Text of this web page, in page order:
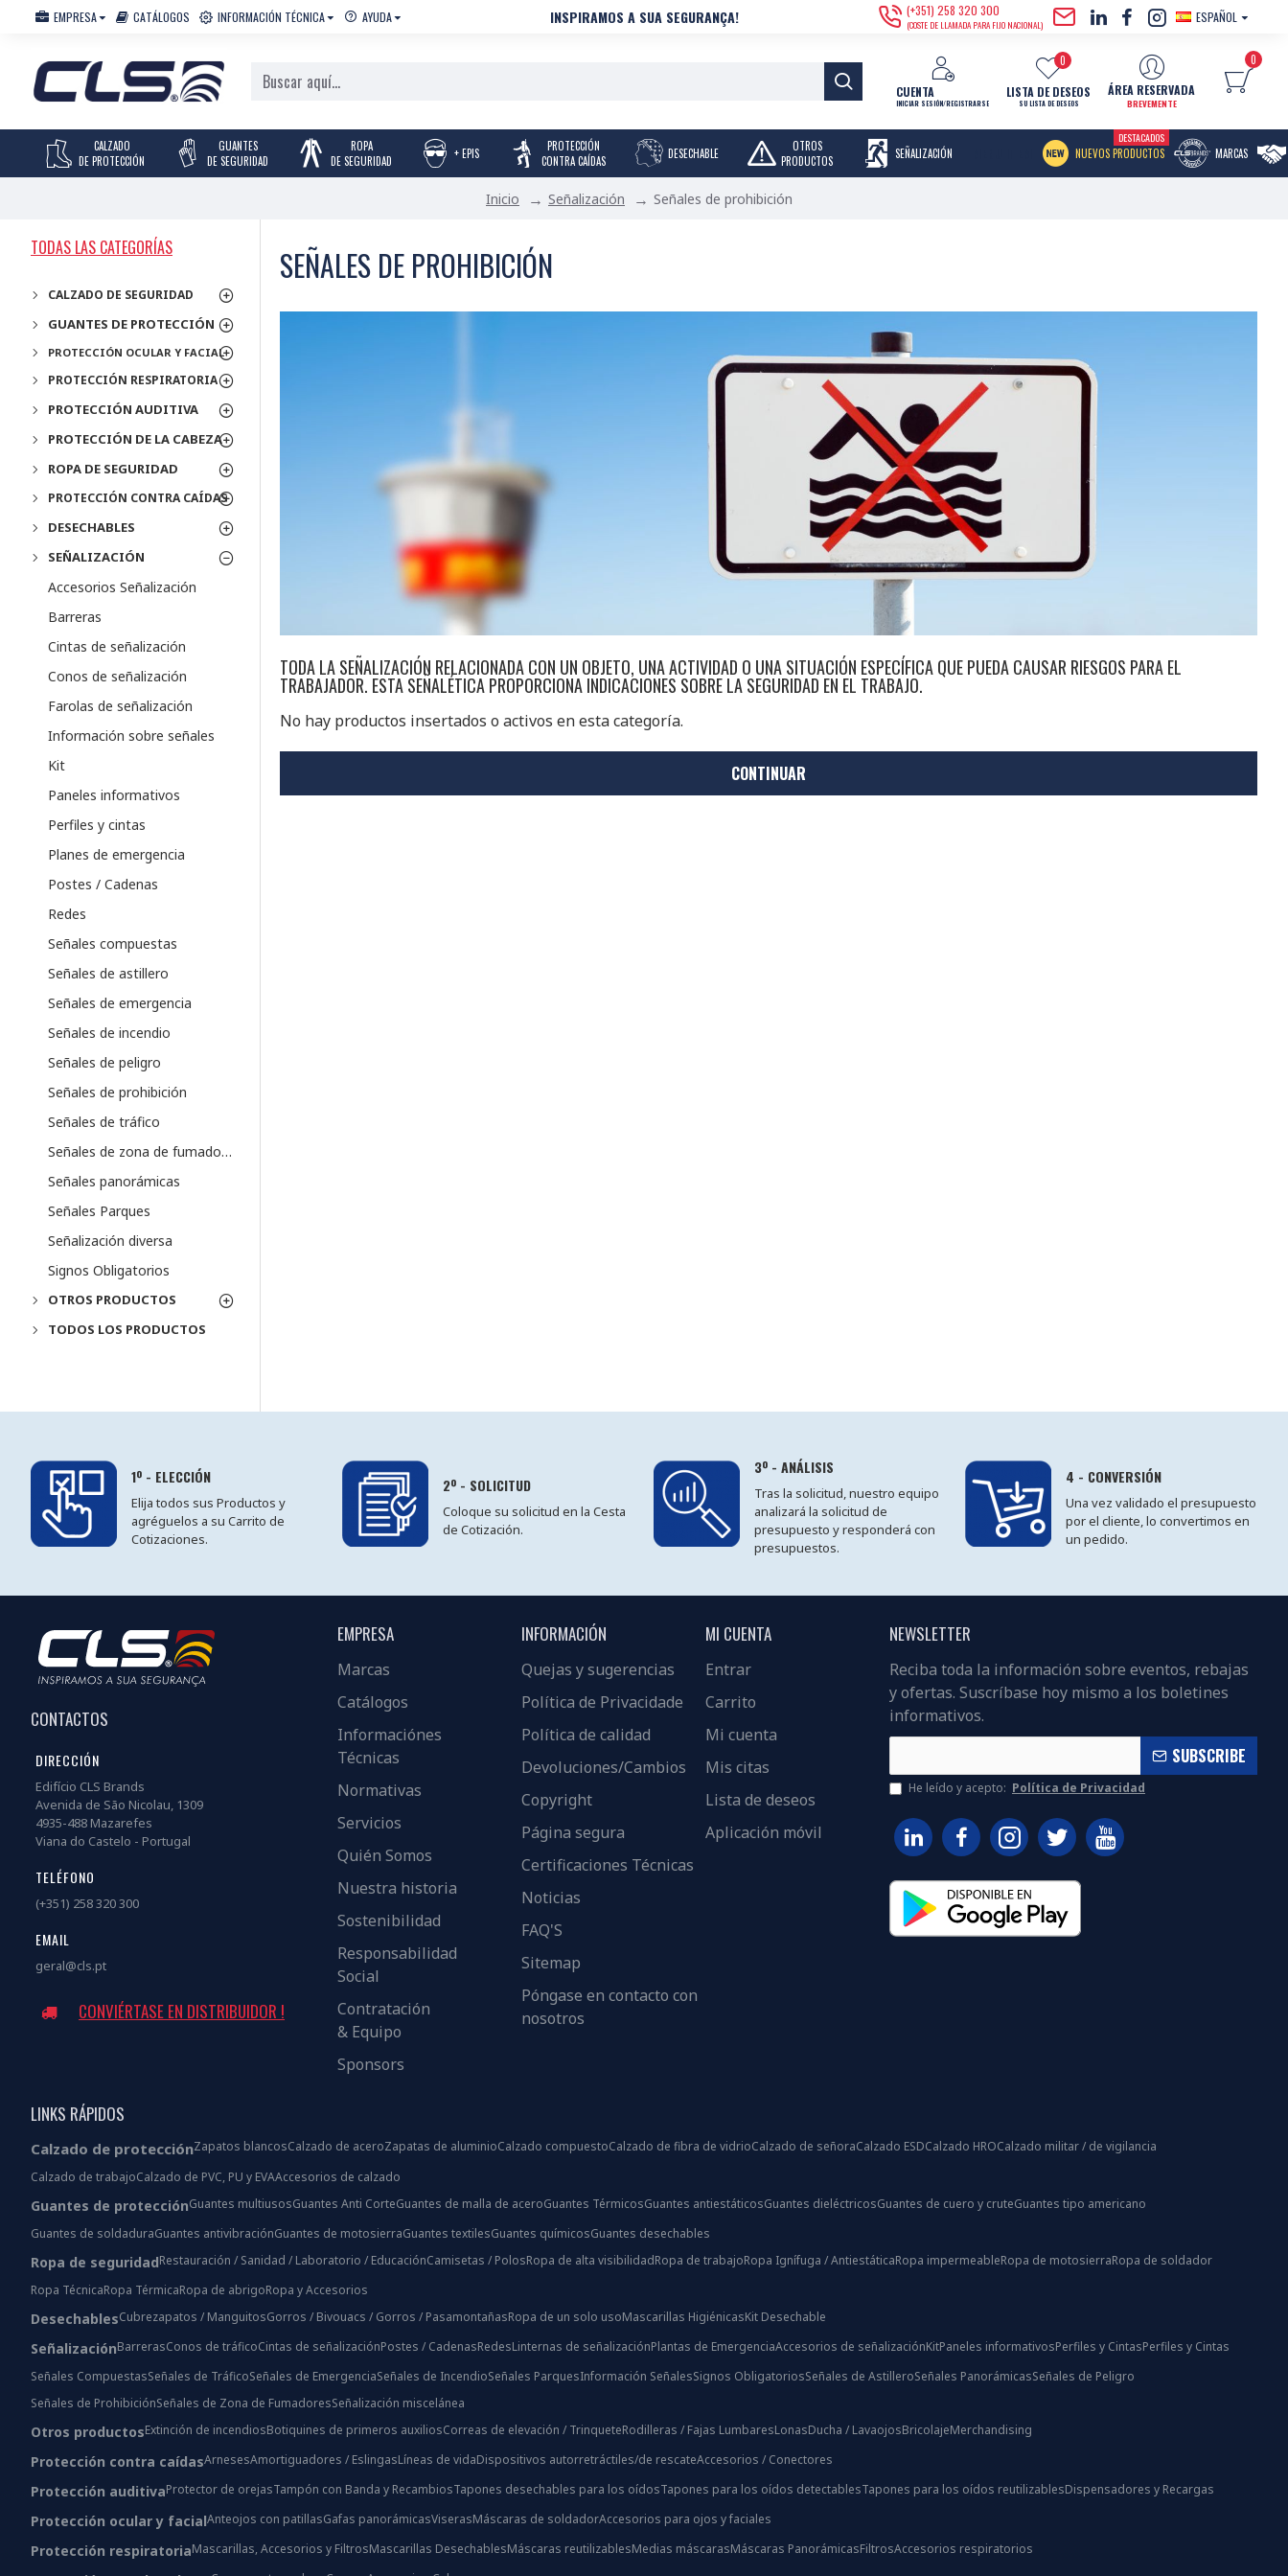
EMPRESA CATÁLOGOS INFORMACIÓN TÉCNICA AYUDA INSPIRAMOS A SUA SEGURANÇA! (+351) 258 320 300
(COSTE DE LLAMADA PARA FIJO NACIONAL)
ESPAÑOL
CUENTA
INICIAR SESIÓN/REGISTRARSE
LISTA DE DESEOS
SU LISTA DE DESEOS
0
ÁREA RESERVADA
BREVEMENTE
0
CALZADO
DE PROTECCIÓN
GUANTES
DE SEGURIDAD
ROPA
DE SEGURIDAD
+ EPIS
PROTECCIÓN
CONTRA CAÍDAS
DESECHABLE
OTROS
PRODUCTOS
SEÑALIZACIÓN NUEVOS PRODUCTOS
DESTACADOS
MARCAS
Inicio Señalización Señales de prohibición
TODAS LAS CATEGORÍAS
CALZADO DE SEGURIDAD
GUANTES DE PROTECCIÓN
PROTECCIÓN OCULAR Y FACIAL
PROTECCIÓN RESPIRATORIA
PROTECCIÓN AUDITIVA
PROTECCIÓN DE LA CABEZA
ROPA DE SEGURIDAD
PROTECCIÓN CONTRA CAÍDAS
DESECHABLES
SEÑALIZACIÓN
Accesorios Señalización
Barreras
Cintas de señalización
Conos de señalización
Farolas de señalización
Información sobre señales
Kit
Paneles informativos
Perfiles y cintas
Planes de emergencia
Postes / Cadenas
Redes
Señales compuestas
Señales de astillero
Señales de emergencia
Señales de incendio
Señales de peligro
Señales de prohibición
Señales de tráfico
Señales de zona de fumadores
Señales panorámicas
Señales Parques
Señalización diversa
Signos Obligatorios
OTROS PRODUCTOS
TODOS LOS PRODUCTOS
SEÑALES DE PROHIBICIÓN
TODA LA SEÑALIZACIÓN RELACIONADA CON UN OBJETO, UNA ACTIVIDAD O UNA SITUACIÓN ESPECÍFICA QUE PUEDA CAUSAR RIESGOS PARA EL
TRABAJADOR. ESTA SEÑALÉTICA PROPORCIONA INDICACIONES SOBRE LA SEGURIDAD EN EL TRABAJO.
No hay productos insertados o activos en esta categoría.
CONTINUAR
1º - ELECCIÓN
Elija todos sus Productos y
agréguelos a su Carrito de
Cotizaciones.
2º - SOLICITUD
Coloque su solicitud en la Cesta
de Cotización.
3º - ANÁLISIS
Tras la solicitud, nuestro equipo
analizará la solicitud de
presupuesto y responderá con
presupuestos.
4 - CONVERSIÓN
Una vez validado el presupuesto
por el cliente, lo convertimos en
un pedido.
CONTACTOS
DIRECCIÓN
Edifício CLS Brands
Avenida de São Nicolau, 1309
4935-488 Mazarefes
Viana do Castelo - Portugal
TELÉFONO
(+351) 258 320 300
EMAIL
geral@cls.pt
CONVIÉRTASE EN DISTRIBUIDOR !
EMPRESA
Marcas
Catálogos
Informaciónes
Técnicas
Normativas
Servicios
Quién Somos
Nuestra historia
Sostenibilidad
Responsabilidad
Social
Contratación
& Equipo
Sponsors
INFORMACIÓN
Quejas y sugerencias
Política de Privacidade
Política de calidad
Devoluciones/Cambios
Copyright
Página segura
Certificaciones Técnicas
Noticias
FAQ'S
Sitemap
Póngase en contacto con
nosotros
MI CUENTA
Entrar
Carrito
Mi cuenta
Mis citas
Lista de deseos
Aplicación móvil
NEWSLETTER
Reciba toda la información sobre eventos, rebajas
y ofertas. Suscríbase hoy mismo a los boletines
informativos.
SUBSCRIBE
He leído y acepto: Política de Privacidad
LINKS RÁPIDOS
Calzado de protecciónZapatos blancosCalzado de aceroZapatas de aluminioCalzado compuestoCalzado de fibra de vidrioCalzado de señoraCalzado ESDCalzado HROCalzado militar / de vigilancia
Calzado de trabajoCalzado de PVC, PU y EVAAccesorios de calzado
Guantes de protecciónGuantes multiusosGuantes Anti CorteGuantes de malla de aceroGuantes TérmicosGuantes antiestáticosGuantes dieléctricosGuantes de cuero y cruteGuantes tipo americano
Guantes de soldaduraGuantes antivibraciónGuantes de motosierraGuantes textilesGuantes químicosGuantes desechables
Ropa de seguridadRestauración / Sanidad / Laboratorio / EducaciónCamisetas / PolosRopa de alta visibilidadRopa de trabajoRopa Ignífuga / AntiestáticaRopa impermeableRopa de motosierraRopa de soldador
Ropa TécnicaRopa TérmicaRopa de abrigoRopa y Accesorios
DesechablesCubrezapatos / ManguitosGorros / Bivouacs / Gorros / PasamontañasRopa de un solo usoMascarillas HigiénicasKit Desechable
SeñalizaciónBarrerasConos de tráficoCintas de señalizaciónPostes / CadenasRedesLinternas de señalizaciónPlantas de EmergenciaAccesorios de señalizaciónKitPaneles informativosPerfiles y CintasPerfiles y Cintas
Señales CompuestasSeñales de TráficoSeñales de EmergenciaSeñales de IncendioSeñales ParquesInformación SeñalesSignos ObligatoriosSeñales de AstilleroSeñales PanorámicasSeñales de Peligro
Señales de ProhibiciónSeñales de Zona de FumadoresSeñalización miscelánea
Otros productosExtinción de incendiosBotiquines de primeros auxiliosCorreas de elevación / TrinqueteRodilleras / Fajas LumbaresLonasDucha / LavaojosBricolajeMerchandising
Protección contra caídasArnesesAmortiguadores / EslingasLíneas de vidaDispositivos autorretráctiles/de rescateAccesorios / Conectores
Protección auditivaProtector de orejasTampón con Banda y RecambiosTapones desechables para los oídosTapones para los oídos detectablesTapones para los oídos reutilizablesDispensadores y Recargas
Protección ocular y facialAnteojos con patillasGafas panorámicasViserasMáscaras de soldadorAccesorios para ojos y faciales
Protección respiratoriaMascarillas, Accesorios y FiltrosMascarillas DesechablesMáscaras reutilizablesMedias máscarasMáscaras PanorámicasFiltrosAccesorios respiratorios